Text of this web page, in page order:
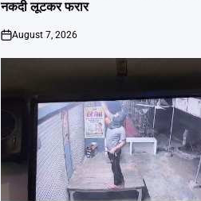
नकदी लूटकर फरार
on
August 7, 2026